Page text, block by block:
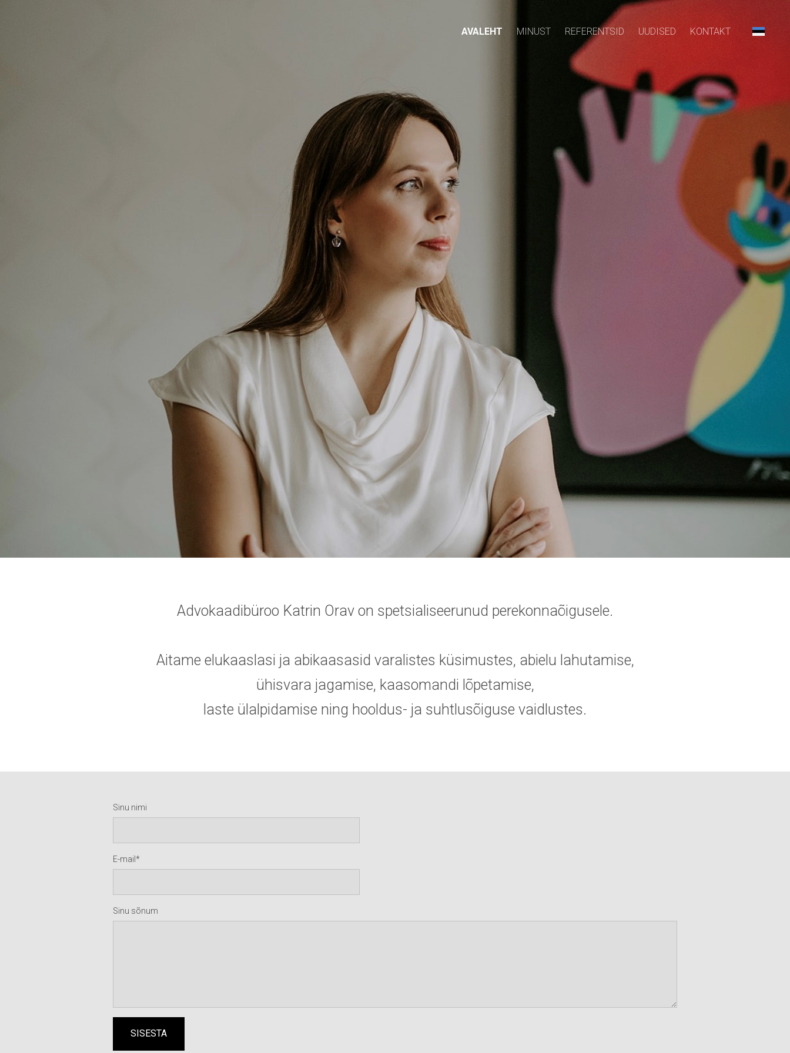
AVALEHT MINUST REFERENTSID UUDISED KONTAKT
Advokaadibüroo Katrin Orav on spetsialiseerunud perekonnaõigusele.
Aitame elukaaslasi ja abikaasasid varalistes küsimustes, abielu lahutamise,
ühisvara jagamise, kaasomandi lõpetamise,
laste ülalpidamise ning hooldus- ja suhtlusõiguse vaidlustes.
Sinu nimi
E-mail
Sinu sõnum